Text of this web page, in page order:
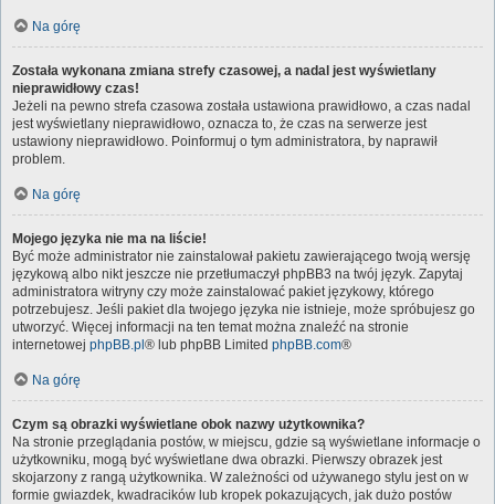
Na górę
Została wykonana zmiana strefy czasowej, a nadal jest wyświetlany
nieprawidłowy czas!
Jeżeli na pewno strefa czasowa została ustawiona prawidłowo, a czas nadal
jest wyświetlany nieprawidłowo, oznacza to, że czas na serwerze jest
ustawiony nieprawidłowo. Poinformuj o tym administratora, by naprawił
problem.
Na górę
Mojego języka nie ma na liście!
Być może administrator nie zainstalował pakietu zawierającego twoją wersję
językową albo nikt jeszcze nie przetłumaczył phpBB3 na twój język. Zapytaj
administratora witryny czy może zainstalować pakiet językowy, którego
potrzebujesz. Jeśli pakiet dla twojego języka nie istnieje, może spróbujesz go
utworzyć. Więcej informacji na ten temat można znaleźć na stronie
internetowej phpBB.pl ® lub phpBB Limited phpBB.com®
Na górę
Czym są obrazki wyświetlane obok nazwy użytkownika?
Na stronie przeglądania postów, w miejscu, gdzie są wyświetlane informacje o
użytkowniku, mogą być wyświetlane dwa obrazki. Pierwszy obrazek jest
skojarzony z rangą użytkownika. W zależności od używanego stylu jest on w
formie gwiazdek, kwadracików lub kropek pokazujących, jak dużo postów